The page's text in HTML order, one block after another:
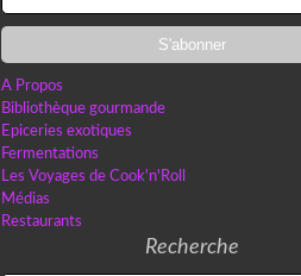
A Propos
Bibliothèque gourmande
Epiceries exotiques
Fermentations
Les Voyages de Cook'n'Roll
Médias
Restaurants
Recherche